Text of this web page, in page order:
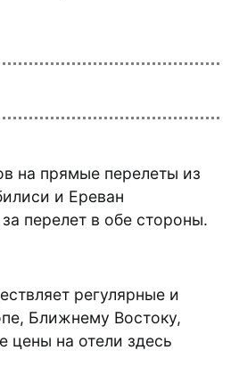
на прямые перелеты из
и Ереван
за перелет в обе стороны.
регулярные и
Ближнему Востоку,
цены на отели здесь